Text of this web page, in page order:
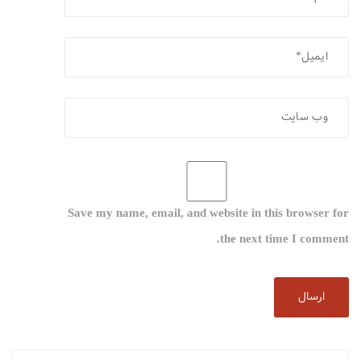
Save my name, email, and website in this browser for
the next time I comment.